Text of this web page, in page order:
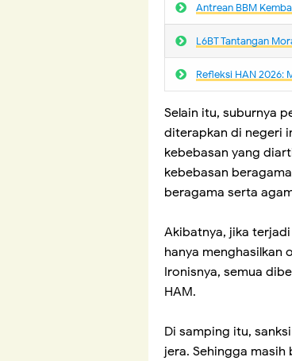
Antrean BBM
L6BT Tantangan
Refleksi HAN 2026:
Selain itu, suburnya
diterapkan di negeri
kebebasan yang
kebebasan
beragama serta
Akibatnya, jika
hanya menghasilkan
Ironisnya, semua
HAM.
Di samping itu,
jera. Sehingga masih